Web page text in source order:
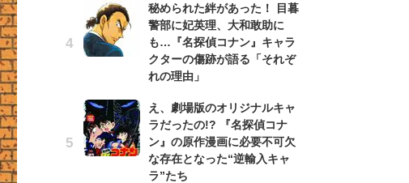
秘められた絆があった！ 目暮
警部に妃英理、大和敢助に
も…『名探偵コナン』キャラ
クターの傷跡が語る「それぞ
れの理由」
え、劇場版のオリジナルキャ
ラだったの!? 『名探偵コナ
ン』の原作漫画に必要不可欠
な存在となった“逆輸入キャ
ラ”たち